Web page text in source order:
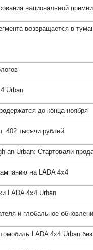
национальной
возвращается в
Urban
до конца ноября
402 тысячи рублей
an Urban: Стартовали
на LADA 4x4
LADA 4x4 Urban
и глобальное
LADA 4x4 Urban без